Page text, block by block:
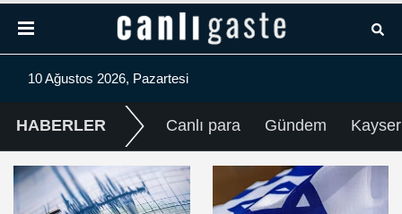
10 Ağustos 2026, Pazartesi
HABERLER Canlı para Gündem